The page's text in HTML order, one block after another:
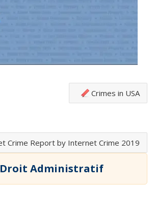
Crimes in USA
2019 Internet Crime Report by Internet Crime
Droit Administratif